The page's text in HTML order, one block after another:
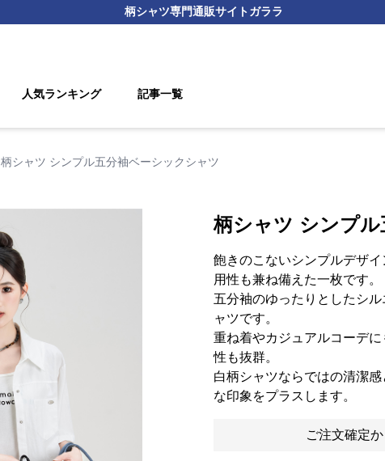
柄シャツ専門通販サイトガララ
人気ランキング 記事一覧
柄シャツ シンプル五分袖ベーシックシャツ
柄シャツ シンプ
飽きのこないシンプルデザ
用性も兼ね備えた一枚です。
五分袖のゆったりとしたシ
ャツです。
重ね着やカジュアルコーデ
性も抜群。
白柄シャツならではの清潔
な印象をプラスします。
ご注文確定